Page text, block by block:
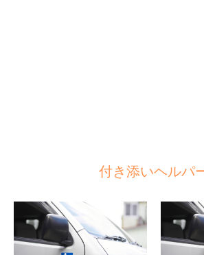
付き添いヘルパ